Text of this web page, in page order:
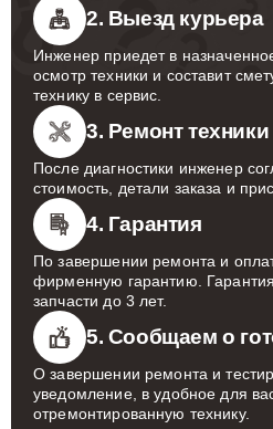
2. Выезд курьера
Инженер приедет в
осмотр техники и составит
технику в сервис.
3. Ремонт техники
После диагностики инженер
стоимость, детали заказа и
4. Гарантия
По завершении ремонта и
фирменную гарантию. Гарантия
запчасти до 3 лет.
5. Сообщаем о
О завершении ремонта и
уведомление, в удобное для
отремонтированную технику.